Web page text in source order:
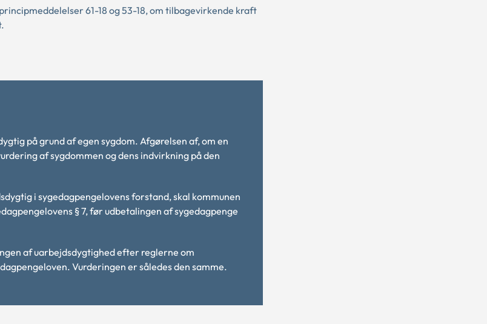
61-18 og53-18, om tilbagevirkende kraft
på grund af egen sygdom. Afgørelsen af, om en
af sygdommen og dens indvirkning på den
i sygedagpengelovens forstand, skal kommunen
§ 7, før udbetalingen af sygedagpenge
af uarbejdsdygtighed efter reglerne om
Vurderingen er således den samme.